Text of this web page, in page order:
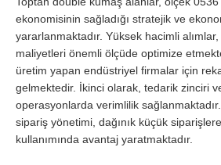
ekonomisinin sağladığı stratejik ve
yararlanmaktadır. Yüksek hacimli
maliyetleri önemli ölçüde optimize
üretim yapan endüstriyel firmalar için
gelmektedir. İkinci olarak, tedarik zinciri
operasyonlarda verimlilik
sipariş yönetimi, dağınık küçük
kullanımında avantaj yaratmaktadır.